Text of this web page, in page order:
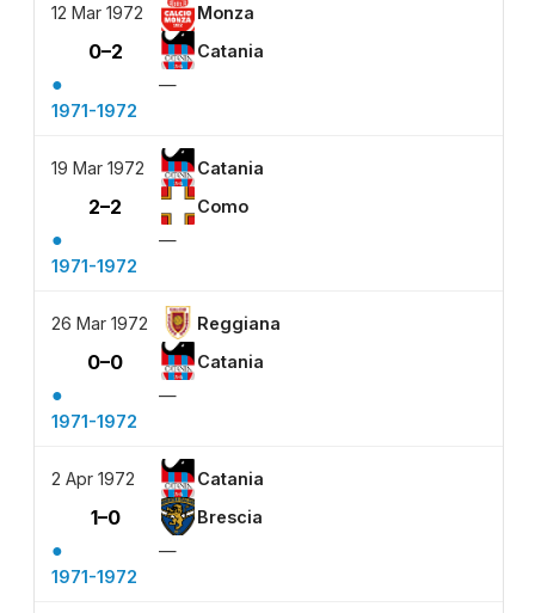
12 Mar 1972 Monza
0–2 Catania
●
—
1971-1972
19 Mar 1972 Catania
2–2 Como
●
—
1971-1972
26 Mar 1972 Reggiana
0–0 Catania
●
—
1971-1972
2 Apr 1972 Catania
1–0 Brescia
●
—
1971-1972